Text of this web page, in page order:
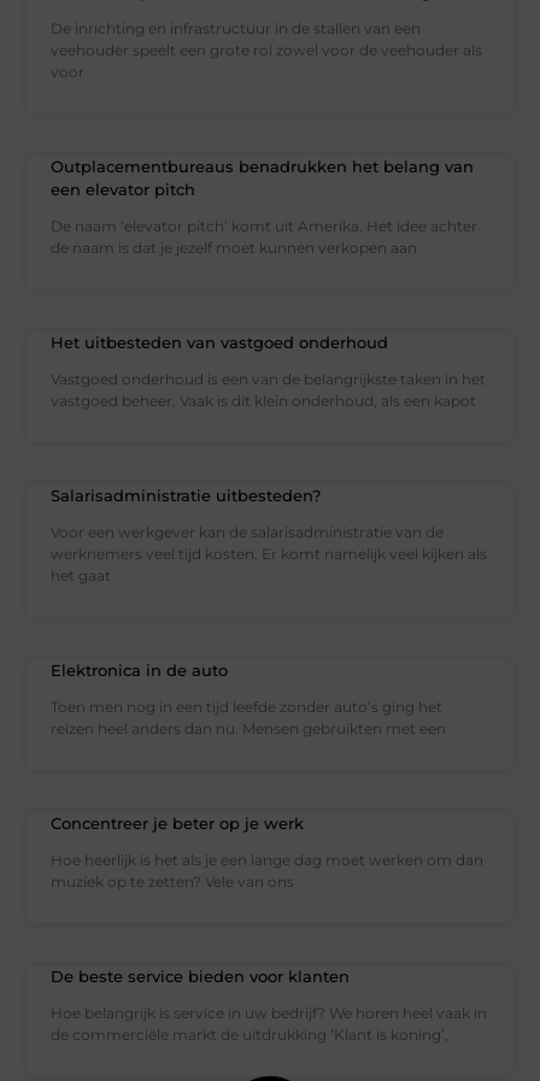
De inrichting en infrastructuur in de stallen van een
veehouder speelt een grote rol zowel voor de veehouder als
voor
Outplacementbureaus benadrukken het belang van
een elevator pitch
De naam ‘elevator pitch’ komt uit Amerika. Het idee achter
de naam is dat je jezelf moet kunnen verkopen aan
Het uitbesteden van vastgoed onderhoud
Vastgoed onderhoud is een van de belangrijkste taken in het
vastgoed beheer. Vaak is dit klein onderhoud, als een kapot
Salarisadministratie uitbesteden?
Voor een werkgever kan de salarisadministratie van de
werknemers veel tijd kosten. Er komt namelijk veel kijken als
het gaat
Elektronica in de auto
Toen men nog in een tijd leefde zonder auto’s ging het
reizen heel anders dan nu. Mensen gebruikten met een
Concentreer je beter op je werk
Hoe heerlijk is het als je een lange dag moet werken om dan
muziek op te zetten? Vele van ons
De beste service bieden voor klanten
Hoe belangrijk is service in uw bedrijf? We horen heel vaak in
de commerciële markt de uitdrukking ‘Klant is koning’,